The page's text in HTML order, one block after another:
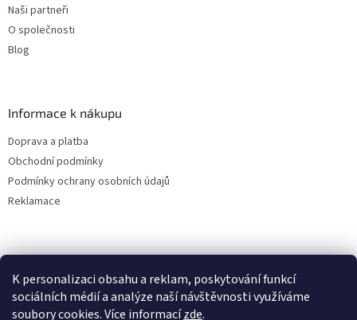
K personalizaci obsahu a reklam, poskytování funkcí
sociálních médií a analýze naší návštěvnosti využíváme
soubory cookies. Více informacízde.
Naši partneři
O společnosti
Blog
Informace k nákupu
Doprava a platba
Obchodní podmínky
Podmínky ochrany osobních údajů
Reklamace